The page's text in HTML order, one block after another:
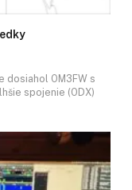
dosiahol OM3FW s
spojenie (ODX)